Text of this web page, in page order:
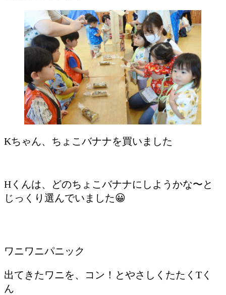
Kちゃん、ちょこバナナを買いました
Hくんは、どのちょこバナナにしようかな〜と
じっくり選んでいました😀
ワニワニパニック
出てきたワニを、コン！とやさしくたたくTく
ん